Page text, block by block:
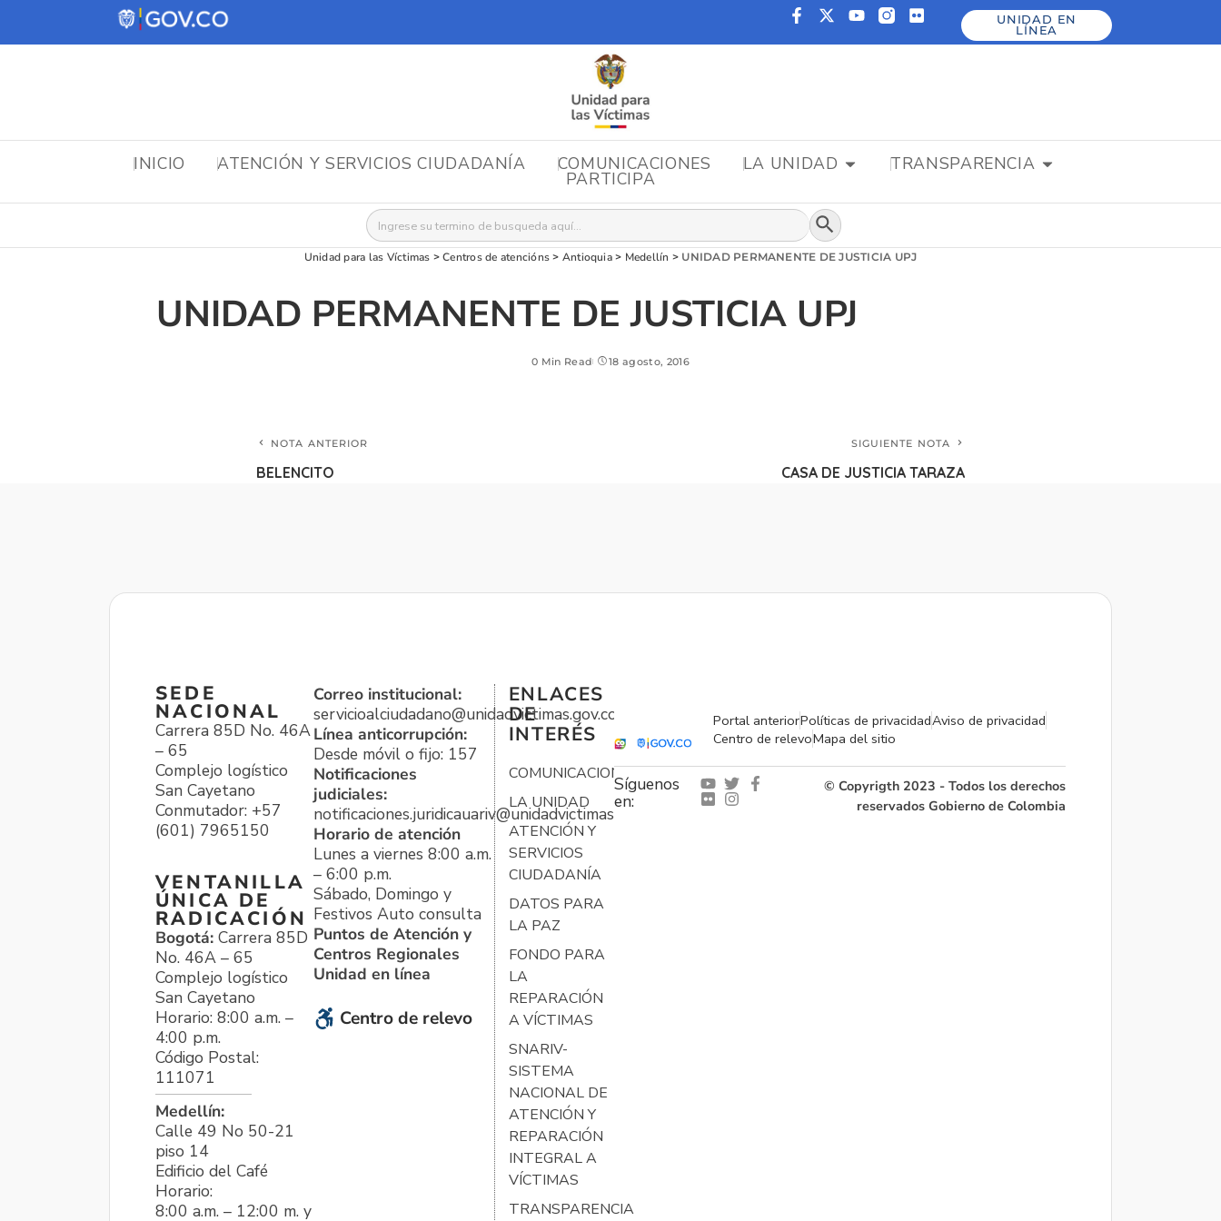
UNIDAD EN
LÍNEA
INICIO ATENCIÓN Y SERVICIOS CIUDADANÍA COMUNICACIONES LA UNIDAD TRANSPARENCIA
PARTICIPA
Buscar: Botón de búsqueda
Unidad para las Víctimas >Centros de atencións > Antioquia> Medellín > UNIDAD PERMANENTE DE JUSTICIA UPJ
UNIDAD PERMANENTE DE JUSTICIA UPJ
0 Min Read 18 agosto, 2016
NOTA ANTERIOR
BELENCITO
SIGUIENTE NOTA
CASA DE JUSTICIA TARAZA
SEDE
NACIONAL
Carrera 85D No. 46A
– 65
Complejo logístico
San Cayetano
Conmutador: +57
(601) 7965150
VENTANILLA
ÚNICA DE
RADICACIÓN
Bogotá: Carrera 85D
No. 46A – 65
Complejo logístico
San Cayetano
Horario: 8:00 a.m. –
4:00 p.m.
Código Postal:
111071
Medellín:
Calle 49 No 50-21
piso 14
Edificio del Café
Horario:
8:00 a.m. – 12:00 m. y
Correo institucional:
servicioalciudadano@unidadvictimas.gov.co
Línea anticorrupción:
Desde móvil o fijo: 157
Notificaciones
judiciales:
notificaciones.juridicauariv@unidadvictimas.gov.co
Horario de atención
Lunes a viernes 8:00 a.m.
– 6:00 p.m.
Sábado, Domingo y
Festivos Auto consulta
Puntos de Atención y
Centros Regionales
Unidad en línea
Centro de relevo
ENLACES
DE
INTERÉS
COMUNICACIONES
LA UNIDAD
ATENCIÓN Y
SERVICIOS
CIUDADANÍA
DATOS PARA
LA PAZ
FONDO PARA
LA
REPARACIÓN
A VÍCTIMAS
SNARIV-
SISTEMA
NACIONAL DE
ATENCIÓN Y
REPARACIÓN
INTEGRAL A
VÍCTIMAS
TRANSPARENCIA
Portal anteriorPolíticas de privacidadAviso de privacidad
Centro de relevoMapa del sitio
Síguenos
en:
© Copyrigth 2023 - Todos los derechos
reservados Gobierno de Colombia